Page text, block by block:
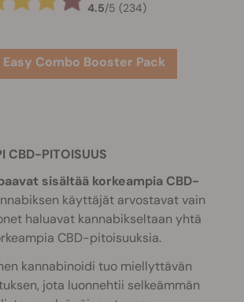
4.5/5 (234)
Combo Booster Pack
CBD-PITOISUUS
sisältää korkeampia CBD-
käyttäjät arvostavat vain
haluavat kannabikseltaan yhtä
CBD-pitoisuuksia.
kannabinoidi tuo miellyttävän
jota luonnehtii selkeämmän